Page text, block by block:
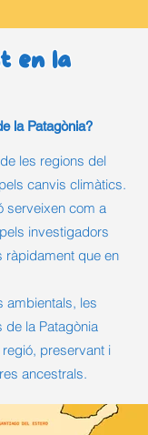
en la
la Patagònia?
les regions del
canvis climàtics.
serveixen com a
investigadors
ràpidament que en
ambientals, les
de la Patagònia
preservant i
ancestrals.